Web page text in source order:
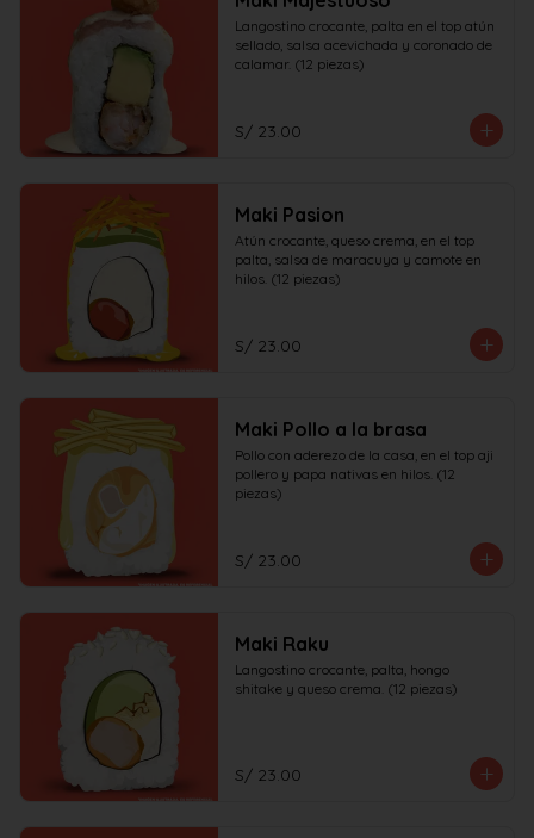
Langostino crocante, palta en el top atún
sellado, salsa acevichada y coronado de
calamar. (12 piezas)
S/ 23.00
Maki Pasion
Atún crocante, queso crema, en el top
palta, salsa de maracuya y camote en
hilos. (12 piezas)
S/ 23.00
Maki Pollo a la brasa
Pollo con aderezo de la casa, en el top aji
pollero y papa nativas en hilos. (12
piezas)
S/ 23.00
Maki Raku
Langostino crocante, palta, hongo
shitake y queso crema. (12 piezas)
S/ 23.00